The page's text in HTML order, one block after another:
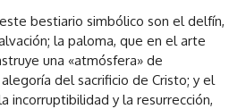
bestiario simbólico son el delfín,
la paloma, que en el arte
una «atmósfera» de
del sacrificio de Cristo; y el
incorruptibilidad y la resurrección,